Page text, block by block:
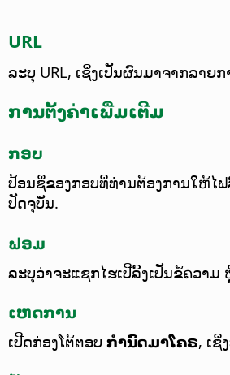
URL
ລະບຸ URL, ເຊິ່ງເປັນຜົນມາຈາກລາຍ
ການຕັ້ງຄ່າເພີ່ມເຕີມ
ກອບ
ປ້ອນຊື່ຂອງກອບທີ່ທ່ານຕ້ອງການໃຫ້ໄ
ປັດຈຸບັນ.
ຟອມ
ລະບຸວ່າຈະແຊກໄຮເປີລິ້ງເປັນຂໍ້ຄວາມ
ເຫດການ
ເປີດກ່ອງໂຕ້ຕອບ ກຳນົດມາໂຄຣ, ເ